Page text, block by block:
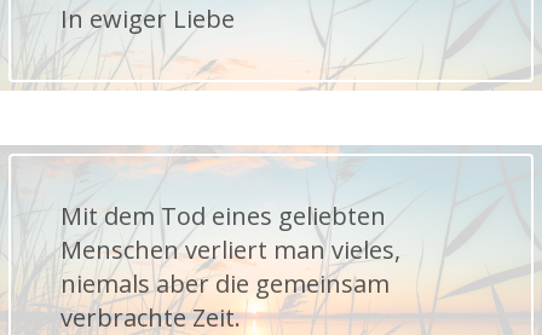
In ewiger Liebe
Mit dem Tod eines geliebten
Menschen verliert man vieles,
niemals aber die gemeinsam
verbrachte Zeit.